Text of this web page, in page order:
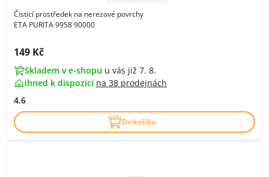
Čisticí prostředek na nerezové povrchy
ETA PURITA 9958 90000
Cena s DPH:
149 Kč
Skladem v e-shopu u vás již 7. 8.
ihned k dispozici na 38 prodejnách
4.6
Do košíku